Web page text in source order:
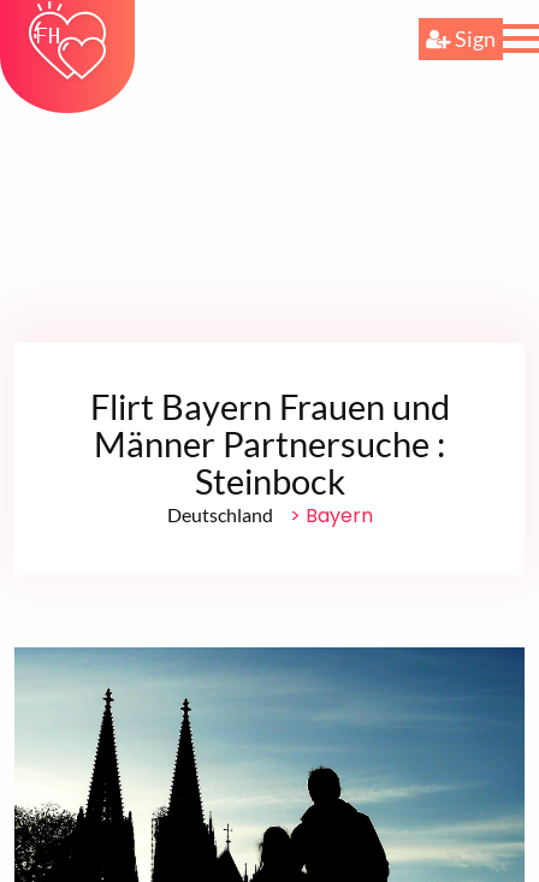
Sign
Flirt Bayern Frauen und
Männer Partnersuche :
Steinbock
Deutschland > Bayern